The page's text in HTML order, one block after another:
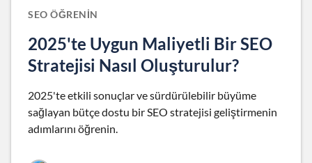
SEO ÖĞRENIN
2025'te Uygun Maliyetli Bir SEO
Stratejisi Nasıl Oluşturulur?
2025'te etkili sonuçlar ve sürdürülebilir büyüme
sağlayan bütçe dostu bir SEO stratejisi geliştirmenin
adımlarını öğrenin.